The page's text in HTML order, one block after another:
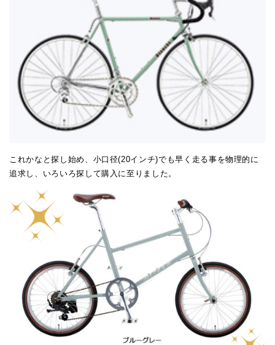
これかなと探し始め、小口径(20インチ)でも早く走る事を物理的に
追求し、いろいろ探して購入に至りました。